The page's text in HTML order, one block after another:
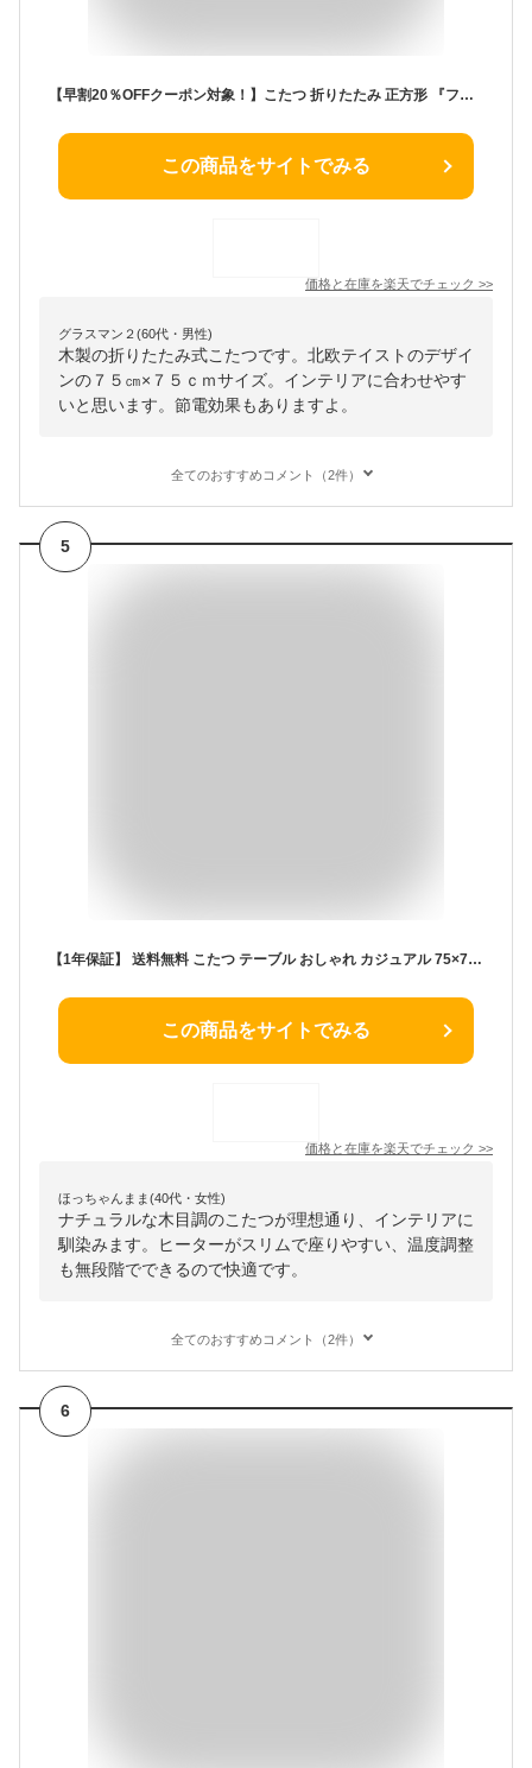
【早割20％OFFクーポン対象！】こたつ 折りたたみ 正方形 『フラットヒーター折れ脚こたつ 〔フラットモリス〕 75x75cm』コタツ テーブル リビングテーブル 座卓 ローテーブル 節電 木製 継ぎ足 おしゃれ 炬燵 こたつテーブル テレワーク
この商品をサイトでみる
価格と在庫を楽天でチェック >>
グラスマン２(60代・男性)
木製の折りたたみ式こたつです。北欧テイストのデザイ
ンの７５㎝×７５ｃｍサイズ。インテリアに合わせやす
いと思います。節電効果もありますよ。
全てのおすすめコメント（2件）
5
【1年保証】 送料無料 こたつ テーブル おしゃれ カジュアル 75×75cm 正方形 コタツ 白 黒 天板 ヒーターユニット メトロ 一人暮らし 石目調 木目 白木 シンプル リバーシブル ローテーブル 角丸
この商品をサイトでみる
価格と在庫を楽天でチェック >>
ほっちゃんまま(40代・女性)
ナチュラルな木目調のこたつが理想通り、インテリアに
馴染みます。ヒーターがスリムで座りやすい、温度調整
も無段階でできるので快適です。
全てのおすすめコメント（2件）
6